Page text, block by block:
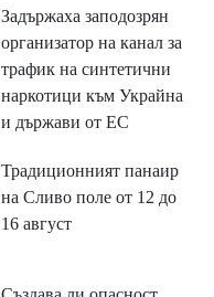
Задържаха заподозрян
организатор на канал за
трафик на синтетични
наркотици към Украйна
и държави от ЕС
Традиционният панаир
на Сливо поле от 12 до
16 август